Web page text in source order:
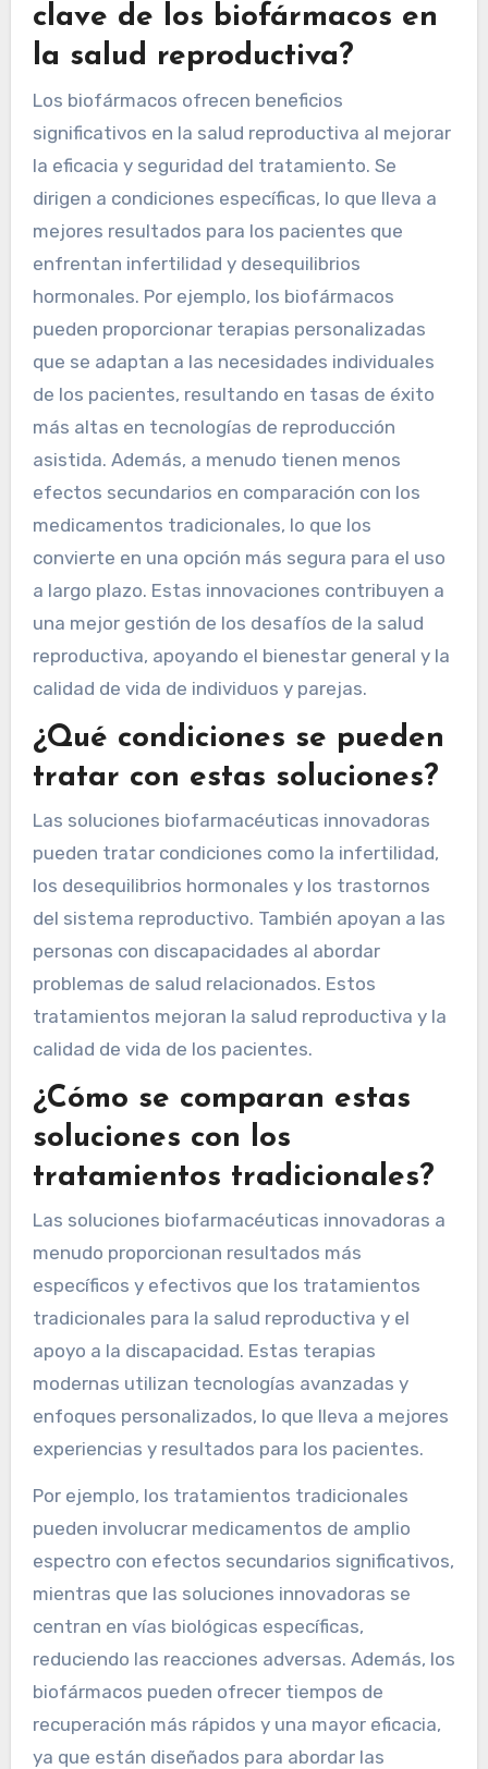
clave de los biofármacos en
la salud reproductiva?
Los biofármacos ofrecen beneficios
significativos en la salud reproductiva al mejorar
la eficacia y seguridad del tratamiento. Se
dirigen a condiciones específicas, lo que lleva a
mejores resultados para los pacientes que
enfrentan infertilidad y desequilibrios
hormonales. Por ejemplo, los biofármacos
pueden proporcionar terapias personalizadas
que se adaptan a las necesidades individuales
de los pacientes, resultando en tasas de éxito
más altas en tecnologías de reproducción
asistida. Además, a menudo tienen menos
efectos secundarios en comparación con los
medicamentos tradicionales, lo que los
convierte en una opción más segura para el uso
a largo plazo. Estas innovaciones contribuyen a
una mejor gestión de los desafíos de la salud
reproductiva, apoyando el bienestar general y la
calidad de vida de individuos y parejas.
¿Qué condiciones se pueden
tratar con estas soluciones?
Las soluciones biofarmacéuticas innovadoras
pueden tratar condiciones como la infertilidad,
los desequilibrios hormonales y los trastornos
del sistema reproductivo. También apoyan a las
personas con discapacidades al abordar
problemas de salud relacionados. Estos
tratamientos mejoran la salud reproductiva y la
calidad de vida de los pacientes.
¿Cómo se comparan estas
soluciones con los
tratamientos tradicionales?
Las soluciones biofarmacéuticas innovadoras a
menudo proporcionan resultados más
específicos y efectivos que los tratamientos
tradicionales para la salud reproductiva y el
apoyo a la discapacidad. Estas terapias
modernas utilizan tecnologías avanzadas y
enfoques personalizados, lo que lleva a mejores
experiencias y resultados para los pacientes.
Por ejemplo, los tratamientos tradicionales
pueden involucrar medicamentos de amplio
espectro con efectos secundarios significativos,
mientras que las soluciones innovadoras se
centran en vías biológicas específicas,
reduciendo las reacciones adversas. Además, los
biofármacos pueden ofrecer tiempos de
recuperación más rápidos y una mayor eficacia,
ya que están diseñados para abordar las